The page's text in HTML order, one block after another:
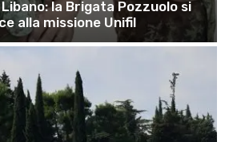
la Brigata Pozzuolo si
alla missione Unifil